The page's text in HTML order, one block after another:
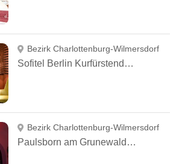
Bezirk Charlottenburg-Wilmersdorf
Sofitel Berlin Kurfürstendamm
Bezirk Charlottenburg-Wilmersdorf
Paulsborn am Grunewaldsee